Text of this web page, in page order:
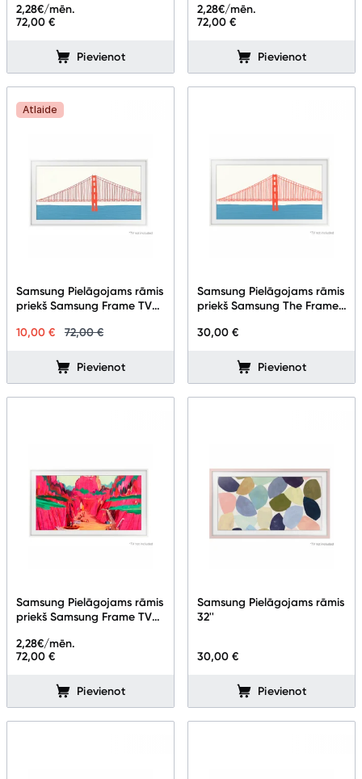
Studijas skaņas aprīkojums
Telefoni, planšetdatori
Sadzīves tehnika
Skaistumkopšana
Vēlmju saraksts
Blogs
Tehnikas izvešana
Uzņēmumiem
Kontakti
SCFF65BWBXC
72,00 €
2,28€/mēn.
Pievienot
72,00 €
2,28€/mēn.
Pievienot
Atlaide
Samsung Pielāgojams rāmis
priekš Samsung Frame TV
10,00 €
72,00 €
Pievienot
Samsung Pielāgojams rāmis
priekš Samsung The Frame
30,00 €
Pievienot
Samsung Pielāgojams rāmis
priekš Samsung Frame TV
SCFF65WTBXC
72,00 €
2,28€/mēn.
Pievienot
Samsung Pielāgojams rāmis
32''
30,00 €
Pievienot